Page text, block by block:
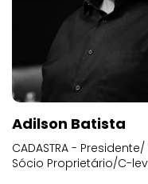
Adilson Batista
CADASTRA - Presidente/
Sócio Proprietário/C-